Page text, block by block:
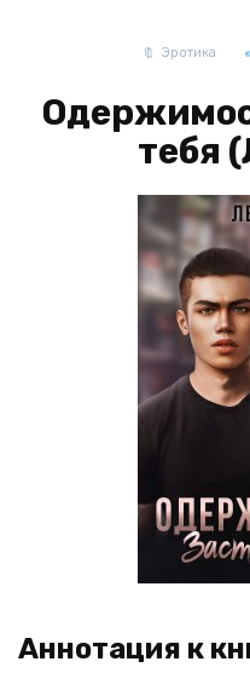
Эротика
тебя
Аннотация к